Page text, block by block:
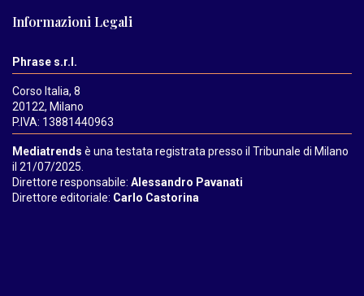
Informazioni Legali
Phrase s.r.l.
Corso Italia, 8
20122, Milano
P.IVA: 13881440963
Mediatrends è una testata registrata presso il Tribunale di Milano
il 21/07/2025.
Direttore responsabile: Alessandro Pavanati
Direttore editoriale: Carlo Castorina